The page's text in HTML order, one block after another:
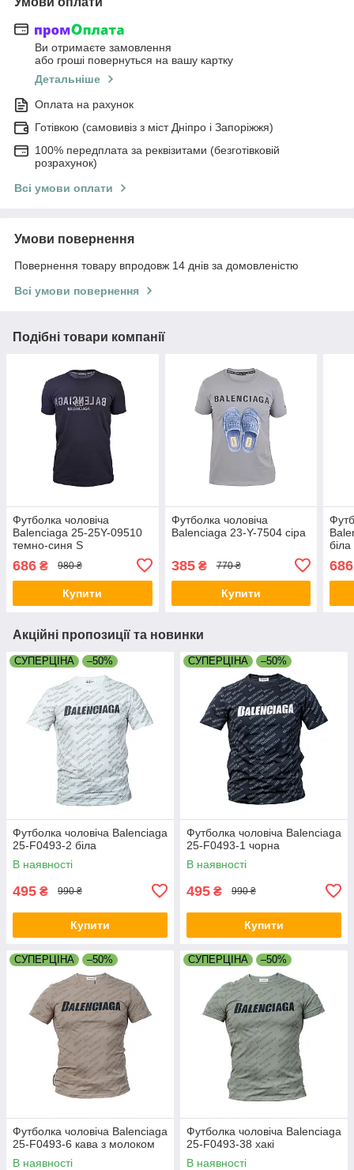
Ви отримаєте замовлення
або гроші повернуться на вашу картку
Детальніше
Оплата на рахунок
Готівкою (самовивіз з міст Дніпро і Запоріжжя)
100% передплата за реквізитами (безготівковій
розрахунок)
Всі умови оплати
Умови повернення
Повернення товару впродовж 14 днів за домовленістю
Всі умови повернення
Подібні товари компанії
Футболка чоловіча
Balenciaga 25-25Y-09510
темно-синя S
686 ₴ 980 ₴
Купити
Футболка чоловіча
Balenciaga 23-Y-7504 сіра
385₴ 770 ₴
Купити
686
Акційні пропозиції та новинки
СУПЕРЦІНА –50%
Футболка чоловіча Balenciaga
25-F0493-2 біла
В наявності
495 ₴ 990 ₴
Купити
СУПЕРЦІНА –50%
Футболка чоловіча Balenciaga
25-F0493-1 чорна
В наявності
495 ₴ 990 ₴
Купити
СУПЕРЦІНА –50%
Футболка чоловіча Balenciaga
25-F0493-6 кава з молоком
В наявності
СУПЕРЦІНА –50%
Футболка чоловіча Balenciaga
25-F0493-38 хакі
В наявності